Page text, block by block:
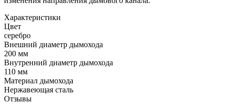
Характеристики
Цвет
серебро
Внешний диаметр дымохода
200 мм
Внутренний диаметр дымохода
110 мм
Материал дымохода
Нержавеющая сталь
Отзывы